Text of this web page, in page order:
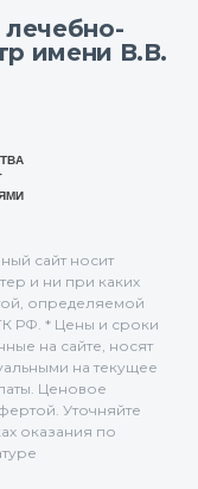
лечебно-
имени В.В.
сайт носит
и ни при каких
определяемой
РФ. * Цены и сроки
на сайте, носят
на текущее
Ценовое
Уточняйте
оказания по